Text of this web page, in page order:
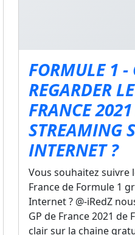
FORMULE 1
REGARDER
FRANCE
STREAMING
INTERNET ?
Vous souhaitez suivre
France de Formule 1
Internet ? @-iRedZ
GP de France 2021 de
clair sur la chaine